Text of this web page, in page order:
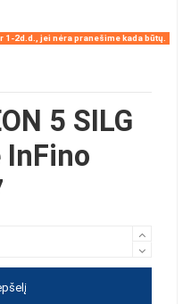
2d.d., jei nėra pranešime kada būtų.
5 SILG
InFino